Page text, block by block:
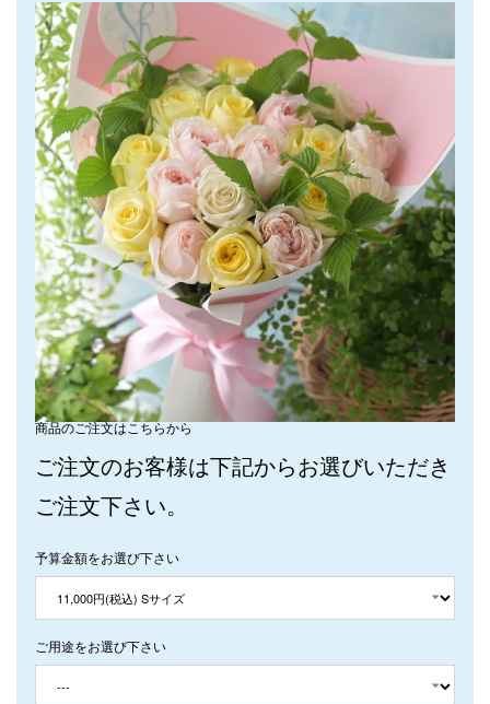
商品のご注文はこちらから
ご注文のお客様は下記からお選びいただき
ご注文下さい。
予算金額をお選び下さい
ご用途をお選び下さい